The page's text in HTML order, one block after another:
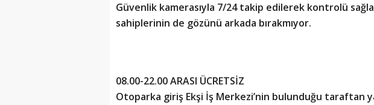
Güvenlik kamerasıyla 7/24 takip edilerek kontrolü
sahiplerinin de gözünü arkada bırakmıyor.
08.00-22.00 ARASI ÜCRETSİZ
Otoparka giriş Ekşi İş Merkezi’nin bulunduğu taraftan